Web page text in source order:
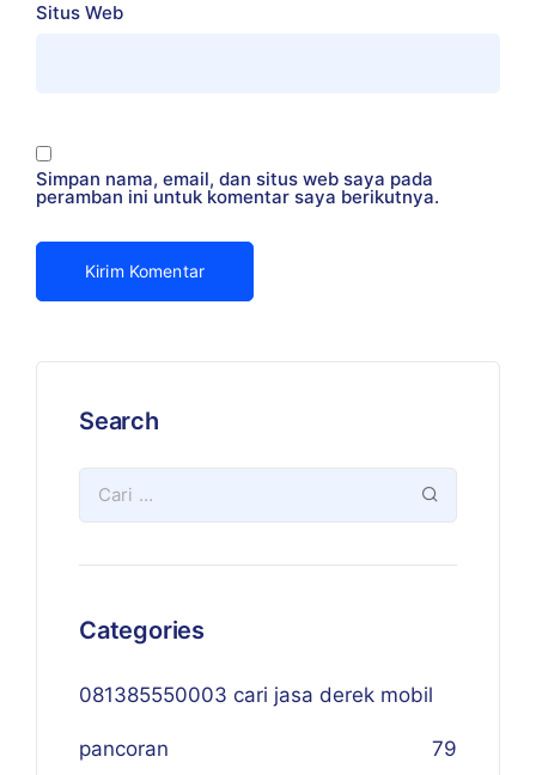
Situs Web
Simpan nama, email, dan situs web saya pada
peramban ini untuk komentar saya berikutnya.
Search
Categories
081385550003 cari jasa derek mobil
pancoran 79